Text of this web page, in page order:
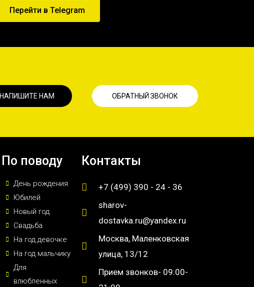
Перейти в Telegram
НАПИШИТЕ НАМ ОБРАТНЫЙ ЗВОНОК
По поводу
День рождения
Юбилей
Новый год
Свадьба
На год девочке
На год мальчику
Для
влюбленных
Контакты
+7 (499) 390 - 24 - 36
sharov-
dostavka.ru@yandex.ru
Москва, Маленковская
улица, 13/12
Прием звонков- 09:00-